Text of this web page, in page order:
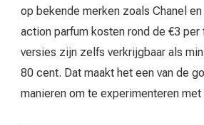
op bekende merken zoals Chanel
action parfum kosten rond de €3
versies zijn zelfs verkrijgbaar als
80 cent. Dat maakt het een van de
manieren om te experimenteren met